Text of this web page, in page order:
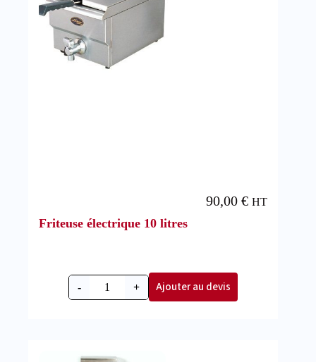
Friteuse électrique 10 litres
90,00€ HT
- + Ajouter au devis